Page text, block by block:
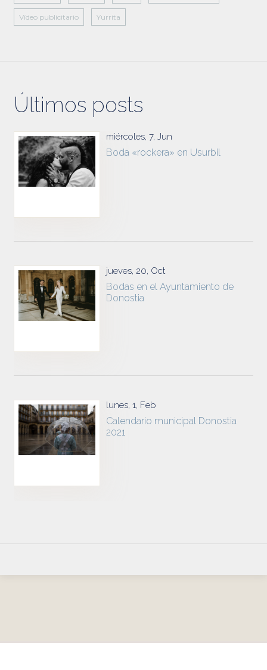
Vídeo publicitario Yurrita
Últimos posts
miércoles, 7, Jun
Boda «rockera» en Usurbil
jueves, 20, Oct
Bodas en el Ayuntamiento de
Donostia
lunes, 1, Feb
Calendario municipal Donostia
2021